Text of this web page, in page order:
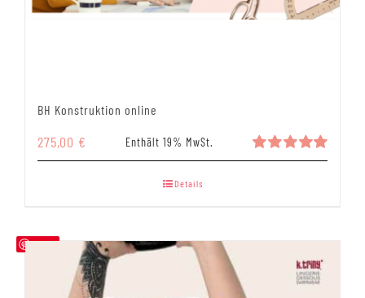
BH Konstruktion online
Bewertet
275,00 € Enthält 19% MwSt.
Details
Save